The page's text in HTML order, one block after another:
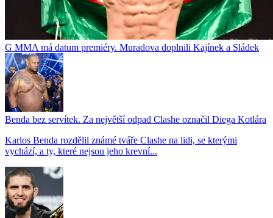
G MMA má datum premiéry. Muradova doplnili Kajínek a Sládek
Benda bez servítek. Za největší odpad Clashe označil Diega Kotlára
Karlos Benda rozdělil známé tváře Clashe na lidi, se kterými
vychází, a ty, které nejsou jeho krevní...